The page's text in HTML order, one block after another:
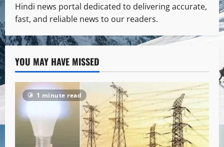
Hindi news portal dedicated to delivering accurate,
fast, and reliable news to our readers.
YOU MAY HAVE MISSED
1 minute read